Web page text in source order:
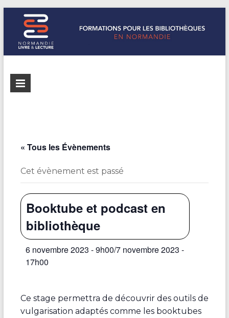
Formations
Normandie
Normandie
Livre &
bibliothèques
« Tous les Évènements
Cet évènement est passé
Booktube et podcast en
bibliothèque
6 novembre 2023 - 9h00/7 novembre 2023 -
17h00
Ce stage permettra de découvrir des outils de
vulgarisation adaptés comme les booktubes